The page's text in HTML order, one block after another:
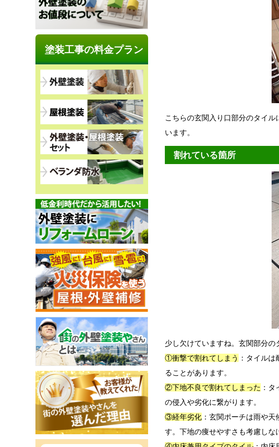
こちらの玄関入り口部分のタイ
います。
割れている箇所
少し欠けていますね。玄関部分の
①衝撃で割れてしまう ：タイル
ることがあります。
②下地不良で割れてしまった ：
の侵入や劣化に繋がります。
③経年劣化：玄関ポーチは雨や天
す。下地の痩せやすさも考慮しな
塗装工事の料金プラン